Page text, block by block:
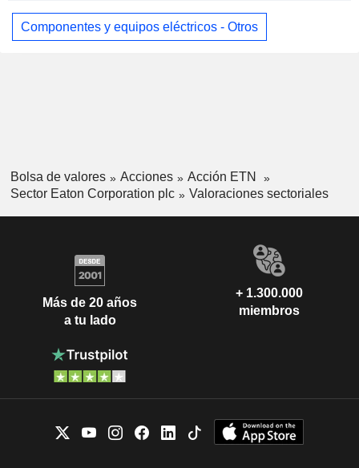
Componentes y equipos eléctricos - Otros
Bolsa de valores Acciones
Acción ETN
Sector Eaton Corporation plc
Valoraciones sectoriales
Más de 20 años
a tu lado
+ 1.300.000
miembros